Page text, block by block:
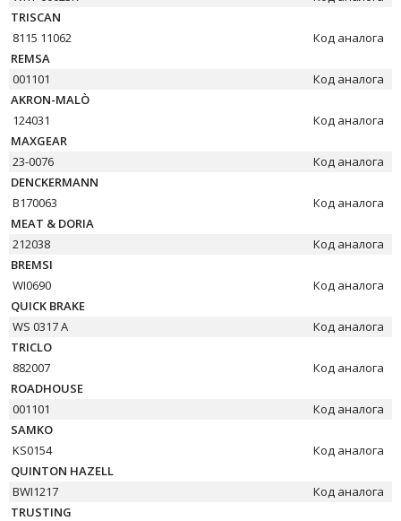
TRISCAN
8115 11062
Код аналога
REMSA
001101
Код аналога
AKRON-MALÒ
124031
Код аналога
MAXGEAR
23-0076
Код аналога
DENCKERMANN
B170063
Код аналога
MEAT & DORIA
212038
Код аналога
BREMSI
WI0690
Код аналога
QUICK BRAKE
WS 0317 A
Код аналога
TRICLO
882007
Код аналога
ROADHOUSE
001101
Код аналога
SAMKO
KS0154
Код аналога
QUINTON HAZELL
BWI1217
Код аналога
TRUSTING